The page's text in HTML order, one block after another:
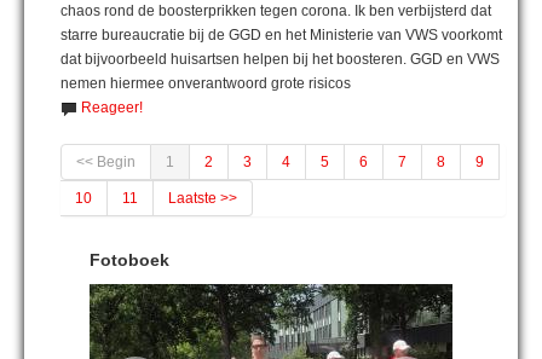
chaos rond de boosterprikken tegen corona. Ik ben verbijsterd dat
starre bureaucratie bij de GGD en het Ministerie van VWS voorkomt
dat bijvoorbeeld huisartsen helpen bij het boosteren. GGD en VWS
nemen hiermee onverantwoord grote risicos
Reageer!
<< Begin 1 2 3 4 5 6 7 8 9
10 11 Laatste >>
Fotoboek